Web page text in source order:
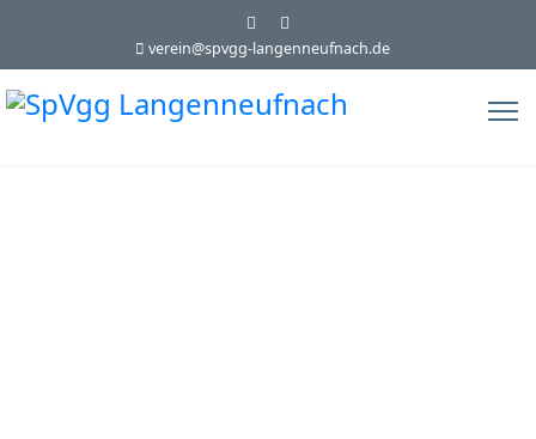
verein@spvgg-langenneufnach.de